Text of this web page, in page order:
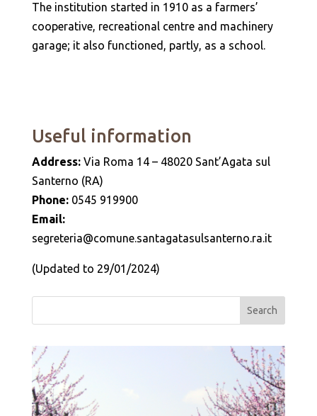
The institution started in 1910 as a farmers’
cooperative, recreational centre and machinery
garage; it also functioned, partly, as a school.
Useful information
Address: Via Roma 14 – 48020 Sant’Agata sul
Santerno (RA)
Phone: 0545 919900
Email:
segreteria@comune.santagatasulsanterno.ra.it
(Updated to 29/01/2024)